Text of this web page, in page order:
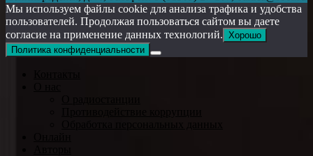
Мы используем файлы cookie для анализа трафика и удобства
пользователей. Продолжая пользоваться сайтом вы даете
согласие на применение данных технологий. Хорошо
Политика конфиденциальности